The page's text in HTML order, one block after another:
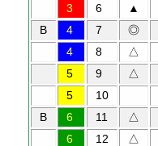
3
6 ▲
B
4 7 ◎
4
8 △
5
9 △
5
10
B
6 11 △
6
12 △